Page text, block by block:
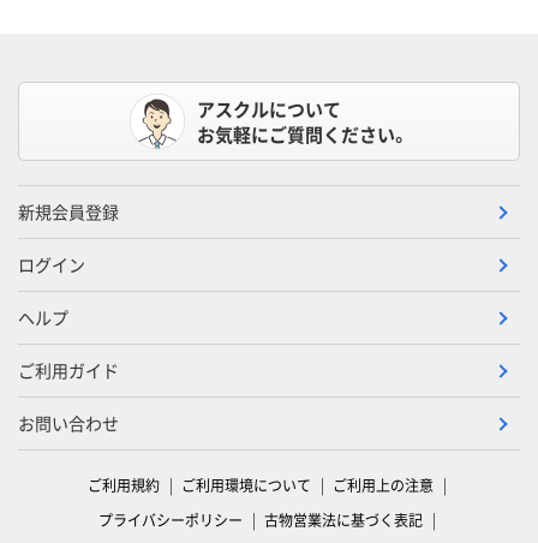
アスクルについて
お気軽にご質問ください。
新規会員登録
ログイン
ヘルプ
ご利用ガイド
お問い合わせ
ご利用規約 ご利用環境について
ご利用上の注意
プライバシーポリシー
古物営業法に基づく表記